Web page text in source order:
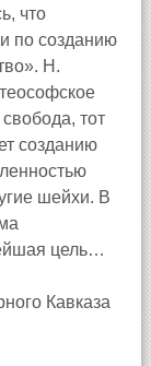
что
по созданию
Н.
тот
созданию
шейхи. В
цель…
Кавказа